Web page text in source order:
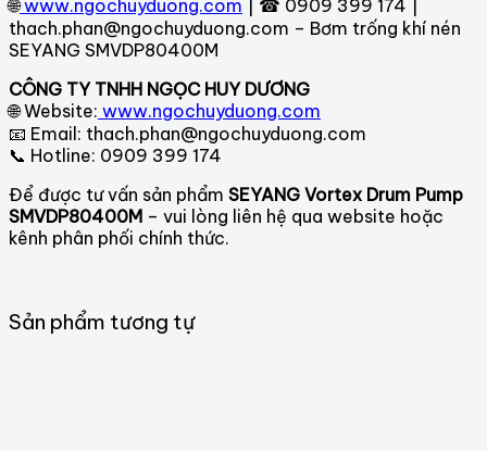
🌐 www.ngochuyduong.com | ☎ 0909 399 174 |
thach.phan@ngochuyduong.com – Bơm trống khí nén
SEYANG SMVDP80400M
CÔNG TY TNHH NGỌC HUY DƯƠNG
🌐 Website: www.ngochuyduong.com
📧 Email: thach.phan@ngochuyduong.com
📞 Hotline: 0909 399 174
Để được tư vấn sản phẩm SEYANG Vortex Drum Pump
SMVDP80400M – vui lòng liên hệ qua website hoặc
kênh phân phối chính thức.
Sản phẩm tương tự